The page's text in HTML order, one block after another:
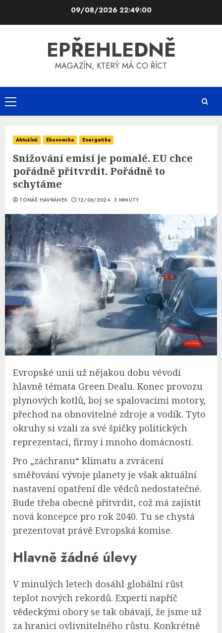
09/08/202622:49:01
EPŘEHLEDNĚ
MAGAZÍN, KTERÝ MÁ CO ŘÍCT
Primary
Menu
Aktuálně Ekonomika Energetika
Snižování emisí je pomalé. EU chce
pořádně přitvrdit. Pořádně to
schytáme
TOMÁŠ HAVRÁNEK 12/06/2024 3 MINUTY
Evropské unii už nějakou dobu vévodí
hlavně témata Green Dealu. Konec provozu
plynových kotlů, boj se spalovacími motory,
přechod na obnovitelné zdroje a vodík. Tyto
okruhy si vzali za své špičky politických
reprezentací, firmy i mnoho domácností.
Pro „záchranu“ klimatu a zvrácení
směřování vývoje planety je však aktuální
nastavení opatření dle vědců nedostatečné.
Bude třeba obecně přitvrdit, což má zajistit
nová koncepce pro rok 2040. Tu se chystá
prezentovat právě Evropská komise.
Hlavně žádné úlevy
V minulých letech dosáhl globální růst
teplot nových rekordů. Experti napříč
vědeckými obory se tak obávají, že jsme už
za hranicí ovlivnitelného růstu. Konkrétně